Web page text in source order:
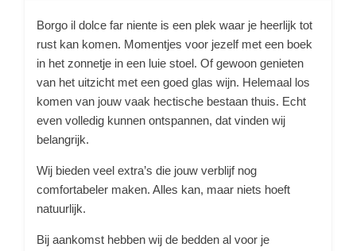
Borgo il dolce far niente is een plek waar je heerlijk tot
rust kan komen. Momentjes voor jezelf met een boek
in het zonnetje in een luie stoel. Of gewoon genieten
van het uitzicht met een goed glas wijn. Helemaal los
komen van jouw vaak hectische bestaan thuis. Echt
even volledig kunnen ontspannen, dat vinden wij
belangrijk.
Wij bieden veel extra’s die jouw verblijf nog
comfortabeler maken. Alles kan, maar niets hoeft
natuurlijk.
Bij aankomst hebben wij de bedden al voor je